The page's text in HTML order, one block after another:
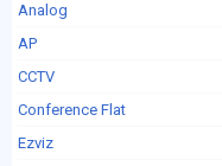
Analog
AP
CCTV
Conference Flat
Ezviz